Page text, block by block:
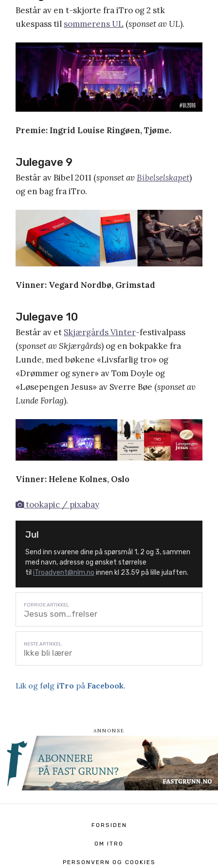
Består av en t-skjorte fra iTro og 2 stk
ukespass til sommerens UL (sponset av UL).
Premie: Ingrid Louise Ringøen, Tjøme.
Julegave 9
Består av Bibel 2011 (sponset avBibelselskapet)
og en bag fra iTro.
Vinner: Vegard Nordbø, Grimstad
Julegave 10
Består av et Skjærgårds Vinter-festivalpass
(sponset av Skjærgårds) og en bokpakke fra
Lunde, med bøkene «Livsfarlig tro» og
«Drømmer og syner» av Tom Doyle og
«Løsepengen Jesus» av Sverre Bøe (sponset av
Lunde Forlag).
Vinner: Helene Kolnes, Oslo
tookapic / pixabay
Jul
Send inn svarene dine på spørsmål 1, 2 og 3, sammen
med navn, adresse og ønsket størrelse
til iTroadvent@nlm.no innen kl 23.59 på lille julaften.
Jesus som…frelser
Ikke bli lærer
Lik og følg iTro på Facebook.
FORSIDEN
OM ITRO
PERSONVERN OG COOKIES